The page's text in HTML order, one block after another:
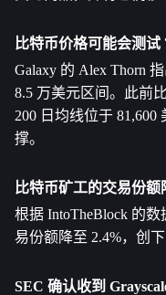
比特币价格可能会测试
Galaxy 的 Alex Thorn
8.5 万美元区间。此前
200 日均线位于
撑。
比特币矿工的交易份
根据 IntoTheBlock 的
易份额降至 2.4%，创
SEC 确认收到